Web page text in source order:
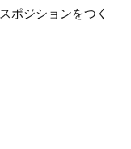
ポジションをつく